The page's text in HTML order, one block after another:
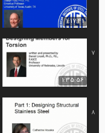
1:17:41
7
1:35:56
8